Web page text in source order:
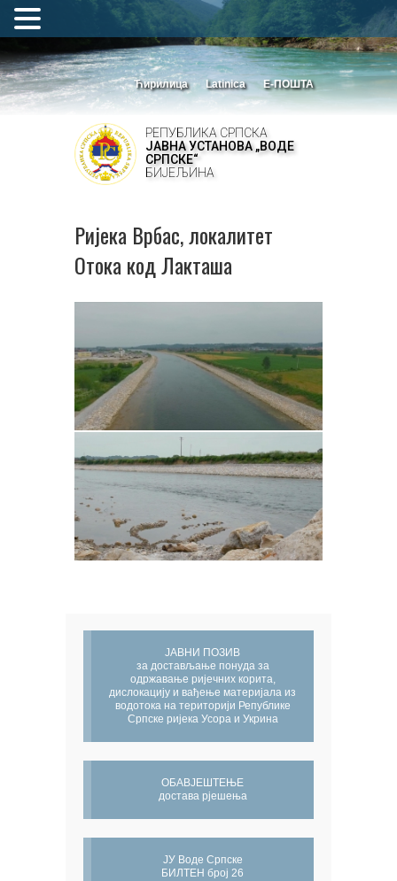
Ћирилица Latinica Е-ПОШТА
РЕПУБЛИКА СРПСКА
ЈАВНА УСТАНОВА „ВОДЕ
СРПСКЕ“
БИЈЕЉИНА
Ријека Врбас, локалитет
Отока код Лакташа
ЈАВНИ ПОЗИВ
за достављање понуда за
одржавање ријечних корита,
дислокацију и вађење материјала из
водотока на територији Републике
Српске ријека Усора и Укрина
ОБАВЈЕШТЕЊЕ
достава рјешења
ЈУ Воде Српске
БИЛТЕН број 26